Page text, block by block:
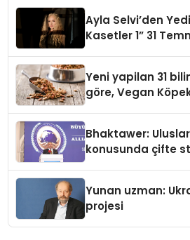
Ayla Selvi’den
Kasetler 1” 31
Yeni yapilan 31
göre, Vegan
Bhaktawer:
konusunda çifte
Yunan uzman:
projesi